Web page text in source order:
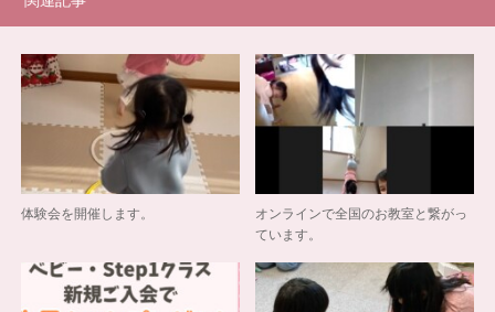
体験会を開催します。
オンラインで全国のお教室と繋がっ
ています。